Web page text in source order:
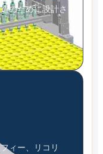
のために設計さ
ィー、リコリ